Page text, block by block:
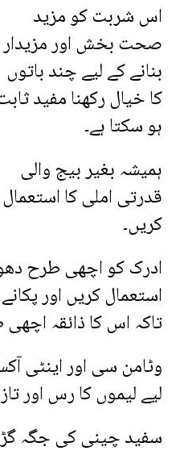
اس شربت کو مزید
صحت بخش اور مزیدار
بنانے کے لیے چند باتوں
کا خیال رکھنا مفید
ہو سکتا ہے۔
ہمیشہ بغیر بیج والی
قدرتی املی کا استعمال
کریں۔
ادرک کو اچھی طرح
استعمال کریں اور
تاکہ اس کا ذائقہ
وٹامن سی اور اینٹی
لیے لیموں کا رس اور
سفید چینی کی جگہ